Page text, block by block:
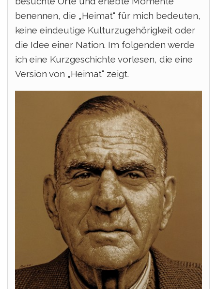
benennen, die „Heimat“ für mich bedeuten,
keine eindeutige Kulturzugehörigkeit oder
die Idee einer Nation. Im folgenden werde
ich eine Kurzgeschichte vorlesen, die eine
Version von „Heimat“ zeigt.